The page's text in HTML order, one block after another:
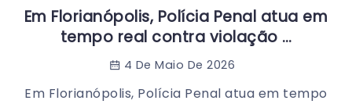
Em Florianópolis, Polícia Penal atua em
tempo real contra violação …
4 De Maio De 2026
Em Florianópolis, Polícia Penal atua em tempo